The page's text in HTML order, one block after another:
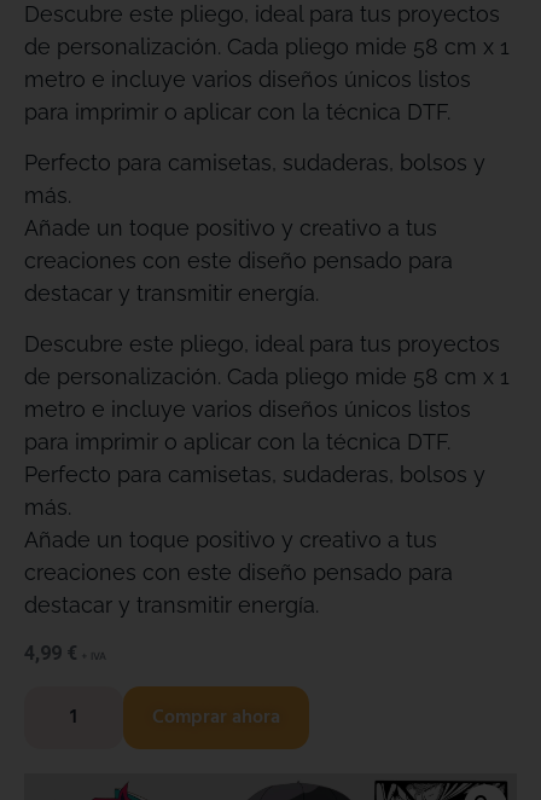
Descubre este pliego, ideal para tus proyectos
de personalización. Cada pliego mide 58 cm x 1
metro e incluye varios diseños únicos listos
para imprimir o aplicar con la técnica DTF.
Perfecto para camisetas, sudaderas, bolsos y
más.
Añade un toque positivo y creativo a tus
creaciones con este diseño pensado para
destacar y transmitir energía.
Descubre este pliego, ideal para tus proyectos
de personalización. Cada pliego mide 58 cm x 1
metro e incluye varios diseños únicos listos
para imprimir o aplicar con la técnica DTF.
Perfecto para camisetas, sudaderas, bolsos y
más.
Añade un toque positivo y creativo a tus
creaciones con este diseño pensado para
destacar y transmitir energía.
4,99 € + IVA
Comprar ahora